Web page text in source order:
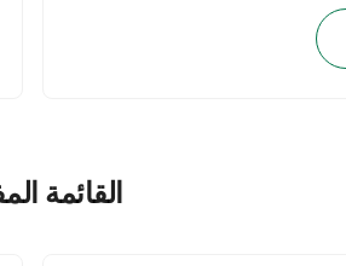
القائمة